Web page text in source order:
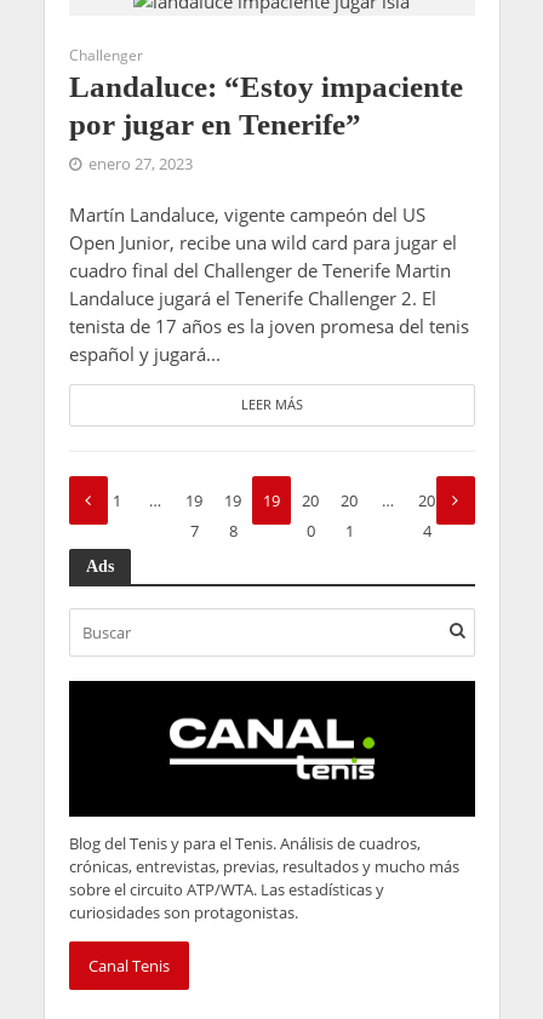
Challenger
Landaluce: “Estoy impaciente
por jugar en Tenerife”
enero 27, 2023
Martín Landaluce, vigente campeón del US
Open Junior, recibe una wild card para jugar el
cuadro final del Challenger de Tenerife Martin
Landaluce jugará el Tenerife Challenger 2. El
tenista de 17 años es la joven promesa del tenis
español y jugará...
LEER MÁS
1 …
19
7
19
8
19
9
20
0
20
1
…
20
4
Ads
Blog del Tenis y para el Tenis. Análisis de cuadros,
crónicas, entrevistas, previas, resultados y mucho más
sobre el circuito ATP/WTA. Las estadísticas y
curiosidades son protagonistas.
Canal Tenis